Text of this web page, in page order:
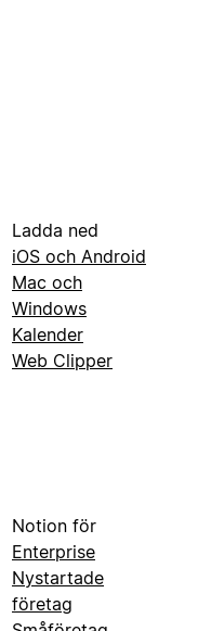
Ladda ned
iOS och Android
Mac och
Windows
Kalender
Web Clipper
Notion för
Enterprise
Nystartade
företag